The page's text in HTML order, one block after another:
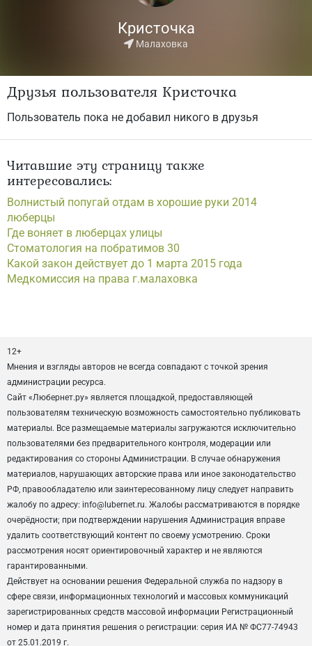
Кристочка
Малаховка
Друзья пользователя Кристочка
Пользователь пока не добавил никого в друзья
Читавшие эту страницу также
интересовались:
Волнистый попугай отдам в хорошие руки 2014
люберцы
Где воняет в люберцах улицы
Стоматология на побратимов 30
Какой закон действует до 1 марта 2015 года
Медкомиссия на права г.малаховка
12+
Мнения и взгляды авторов не всегда совпадают с точкой зрения
администрации ресурса.
Сайт «Любернет.ру» является площадкой, предоставляющей
пользователям техническую возможность самостоятельно публиковать
материалы. Все размещаемые материалы загружаются исключительно
пользователями без предварительного контроля, модерации или
редактирования со стороны Администрации. В случае обнаружения
материалов, нарушающих авторские права или иное законодательство
РФ, правообладателю или заинтересованному лицу следует направить
жалобу по адресу: info@lubernet.ru. Жалобы рассматриваются в порядке
очерёдности; при подтверждении нарушения Администрация вправе
удалить соответствующий контент по своему усмотрению. Сроки
рассмотрения носят ориентировочный характер и не являются
гарантированными.
Действует на основании решения Федеральной служба по надзору в
сфере связи, информационных технологий и массовых коммуникаций
зарегистрированных средств массовой информации Регистрационный
номер и дата принятия решения о регистрации: серия ИА № ФС77-74943
от 25.01.2019 г.